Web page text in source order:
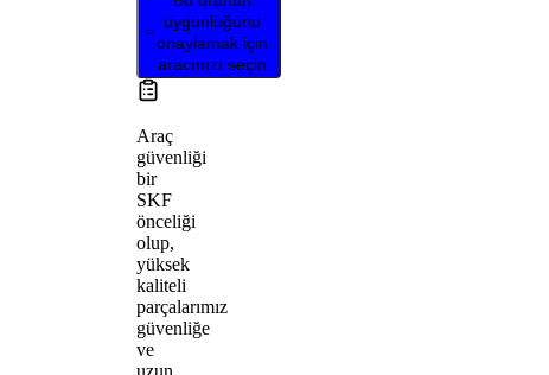
uygunluğunu
onaylamak için
aracınızı seçin
Araç
güvenliği
bir
SKF
önceliği
olup,
yüksek
kaliteli
parçalarımız
güvenliğe
ve
uzun